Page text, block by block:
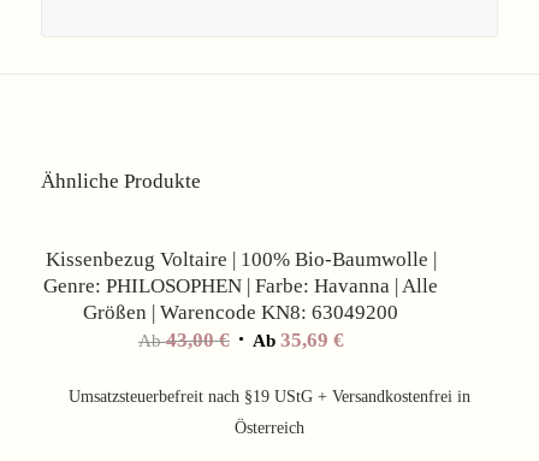
Ähnliche Produkte
Kissenbezug Voltaire | 100% Bio-Baumwolle |
Genre: PHILOSOPHEN | Farbe: Havanna | Alle
Größen | Warencode KN8: 63049200
Ab43,00€ Ab 35,69 €
Umsatzsteuerbefreit nach §19 UStG + Versandkostenfrei in
Österreich